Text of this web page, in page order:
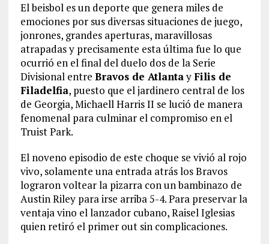
El beisbol es un deporte que genera miles de
emociones por sus diversas situaciones de juego,
jonrones, grandes aperturas, maravillosas
atrapadas y precisamente esta última fue lo que
ocurrió en el final del duelo dos de la Serie
Divisional entre Bravos de AtlantayFilis de
Filadelfia, puesto que el jardinero central de los
de Georgia, Michaell Harris II se lució de manera
fenomenal para culminar el compromiso en el
Truist Park.
El noveno episodio de este choque se vivió al rojo
vivo, solamente una entrada atrás los Bravos
lograron voltear la pizarra con un bambinazo de
Austin Riley para irse arriba 5-4. Para preservar la
ventaja vino el lanzador cubano, Raisel Iglesias
quien retiró el primer out sin complicaciones.